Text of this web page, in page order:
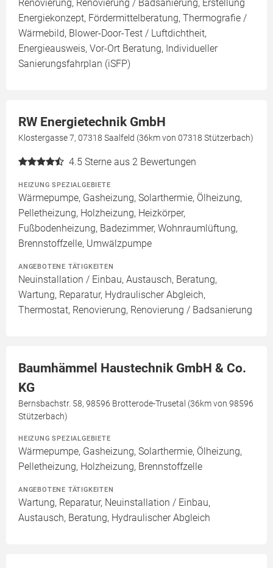
Renovierung, Renovierung / Badsanierung, Erstellung
Energiekonzept, Fördermittelberatung, Thermografie /
Wärmebild, Blower-Door-Test / Luftdichtheit,
Energieausweis, Vor-Ort Beratung, Individueller
Sanierungsfahrplan (iSFP)
RW Energietechnik GmbH
Klostergasse 7, 07318 Saalfeld (36km von 07318 Stützerbach)
4.5 Sterne aus 2 Bewertungen
HEIZUNG SPEZIALGEBIETE
Wärmepumpe, Gasheizung, Solarthermie, Ölheizung,
Pelletheizung, Holzheizung, Heizkörper,
Fußbodenheizung, Badezimmer, Wohnraumlüftung,
Brennstoffzelle, Umwälzpumpe
ANGEBOTENE TÄTIGKEITEN
Neuinstallation / Einbau, Austausch, Beratung,
Wartung, Reparatur, Hydraulischer Abgleich,
Thermostat, Renovierung, Renovierung / Badsanierung
Baumhämmel Haustechnik GmbH & Co.
KG
Bernsbachstr. 58, 98596 Brotterode-Trusetal (36km von 98596
Stützerbach)
HEIZUNG SPEZIALGEBIETE
Wärmepumpe, Gasheizung, Solarthermie, Ölheizung,
Pelletheizung, Holzheizung, Brennstoffzelle
ANGEBOTENE TÄTIGKEITEN
Wartung, Reparatur, Neuinstallation / Einbau,
Austausch, Beratung, Hydraulischer Abgleich